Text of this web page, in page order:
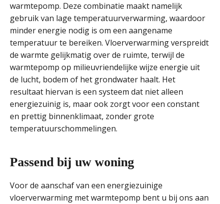
warmtepomp. Deze combinatie maakt namelijk
gebruik van lage temperatuurverwarming, waardoor
minder energie nodig is om een aangename
temperatuur te bereiken. Vloerverwarming verspreidt
de warmte gelijkmatig over de ruimte, terwijl de
warmtepomp op milieuvriendelijke wijze energie uit
de lucht, bodem of het grondwater haalt. Het
resultaat hiervan is een systeem dat niet alleen
energiezuinig is, maar ook zorgt voor een constant
en prettig binnenklimaat, zonder grote
temperatuurschommelingen.
Passend bij uw woning
Voor de aanschaf van een energiezuinige
vloerverwarming met warmtepomp bent u bij ons aan